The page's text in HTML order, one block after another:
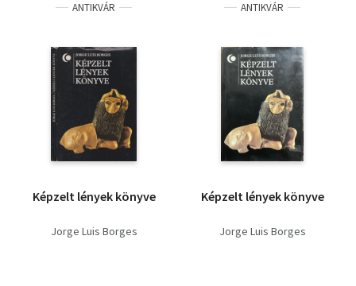
Művészet
Szakkönyv
Szótár, nyelvkönyv
Tankönyv, segédkönyv
Társadalomtudomány
Természettudomány
ANTIKVÁR
Képzelt lények könyve
Jorge Luis Borges
ANTIKVÁR
Képzelt lények könyve
Jorge Luis Borges